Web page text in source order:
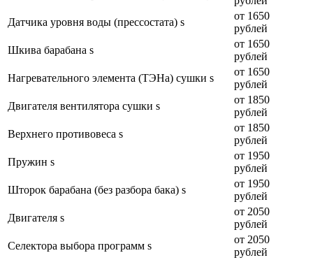
Датчика уровня воды (прессостата) s
от 1650
рублей
Шкива барабана s
от 1650
рублей
Нагревательного элемента (ТЭНа) сушки s
от 1650
рублей
Двигателя вентилятора сушки s
от 1850
рублей
Верхнего противовеса s
от 1850
рублей
Пружин s
от 1950
рублей
Шторок барабана (без разбора бака) s
от 1950
рублей
Двигателя s
от 2050
рублей
Селектора выбора программ s
от 2050
рублей